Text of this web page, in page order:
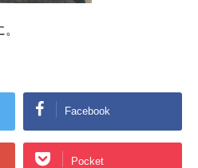
Facebook
Pocket